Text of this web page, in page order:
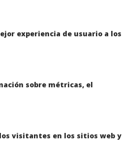
experiencia de usuario a los
sobre métricas, el
visitantes en los sitios web y